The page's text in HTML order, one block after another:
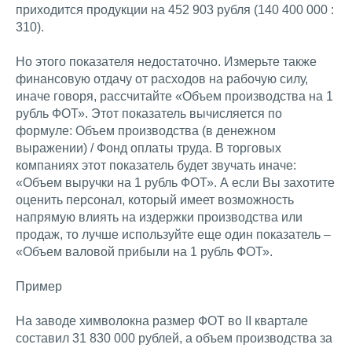
приходится продукции на 452 903 рубля (140 400 000 :
310).
Но этого показателя недостаточно. Измерьте также
финансовую отдачу от расходов на рабочую силу,
иначе говоря, рассчитайте «Объем производства на 1
рубль ФОТ». Этот показатель вычисляется по
формуле: Объем производства (в денежном
выражении) / Фонд оплаты труда. В торговых
компаниях этот показатель будет звучать иначе:
«Объем выручки на 1 рубль ФОТ». А если Вы захотите
оценить персонал, который имеет возможность
напрямую влиять на издержки производства или
продаж, то лучше используйте еще один показатель –
«Объем валовой прибыли на 1 рубль ФОТ».
Пример
На заводе химволокна размер ФОТ во II квартале
составил 31 830 000 рублей, а объем производства за